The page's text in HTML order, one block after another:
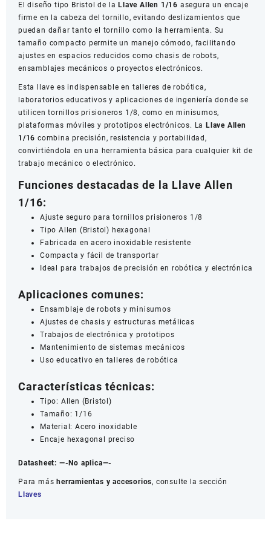
El diseño tipo Bristol de la Llave Allen 1/16 asegura un encaje
firme en la cabeza del tornillo, evitando deslizamientos que
puedan dañar tanto el tornillo como la herramienta. Su
tamaño compacto permite un manejo cómodo, facilitando
ajustes en espacios reducidos como chasis de robots,
ensamblajes mecánicos o proyectos electrónicos.
Esta llave es indispensable en talleres de robótica,
laboratorios educativos y aplicaciones de ingeniería donde se
utilicen tornillos prisioneros 1/8, como en minisumos,
plataformas móviles y prototipos electrónicos. La Llave Allen
1/16 combina precisión, resistencia y portabilidad,
convirtiéndola en una herramienta básica para cualquier kit de
trabajo mecánico o electrónico.
Funciones destacadas de la Llave Allen
1/16:
Ajuste seguro para tornillos prisioneros 1/8
Tipo Allen (Bristol) hexagonal
Fabricada en acero inoxidable resistente
Compacta y fácil de transportar
Ideal para trabajos de precisión en robótica y electrónica
Aplicaciones comunes:
Ensamblaje de robots y minisumos
Ajustes de chasis y estructuras metálicas
Trabajos de electrónica y prototipos
Mantenimiento de sistemas mecánicos
Uso educativo en talleres de robótica
Características técnicas:
Tipo: Allen (Bristol)
Tamaño: 1/16
Material: Acero inoxidable
Encaje hexagonal preciso
Datasheet: —-No aplica—-
Para más herramientas y accesorios, consulte la sección
Llaves